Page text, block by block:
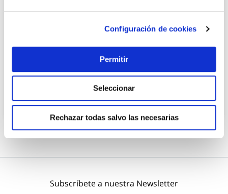
Configuración de cookies
Permitir
Seleccionar
Rechazar todas salvo las necesarias
Buzon interior btv(individual) venus inox b
31,96 €
Añadir al carrito
Subscríbete a nuestra Newsletter